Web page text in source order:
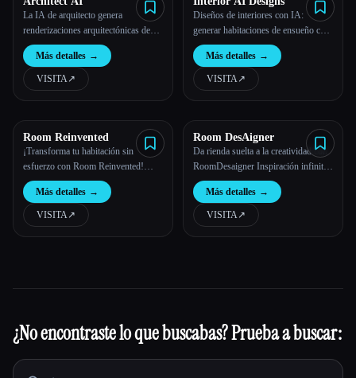
La IA de arquitecto genera
renderizaciones arquitectónicas de
alta calidad en solo unos segundos.
Más detalles →
VISITA↗︎
Diseños de interiores con IA:
generar habitaciones de ensueño con
la IA para todo el mundo.
Más detalles →
VISITA↗︎
Room Reinvented
¡Transforma tu habitación sin
esfuerzo con Room Reinvented!
Sube una foto y deja que la IA cree
más de 30 impresionantes estilos de
interiores. Mejora tu espacio hoy
mismo.
Más detalles →
VISITA↗︎
Room DesAigner
Da rienda suelta a la creatividad con
RoomDesaigner Inspiración infinita
para diseños de casas únicos.
Explora los colores, los muebles y la
decoración para reflejar tu estilo
personal en cada esquina.
Más detalles →
VISITA↗︎
¿No encontraste lo que buscabas? Prueba a buscar: